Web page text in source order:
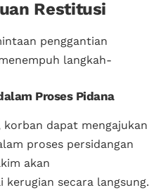
Restitusi
penggantian
langkah-
Proses Pidana
korban dapat mengajukan
proses persidangan
akan
secara langsung.